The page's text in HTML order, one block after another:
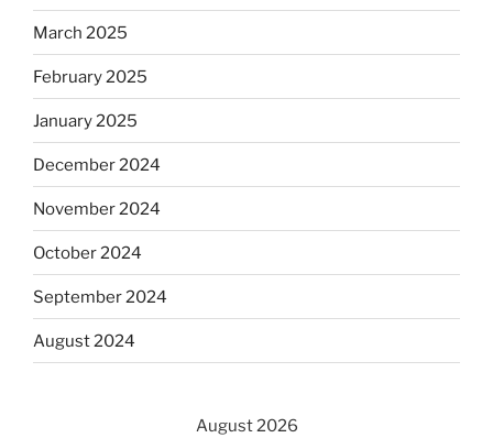
March 2025
February 2025
January 2025
December 2024
November 2024
October 2024
September 2024
August 2024
August 2026